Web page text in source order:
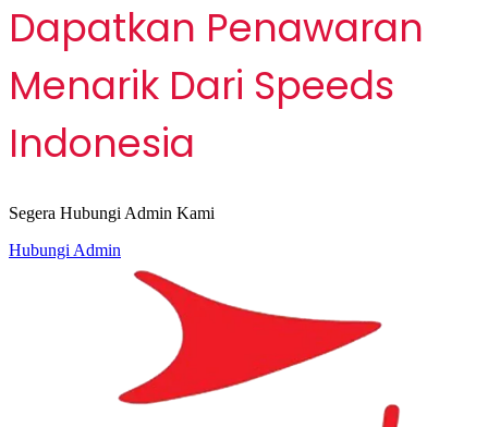
Dapatkan Penawaran
Menarik Dari Speeds
Indonesia
Segera Hubungi Admin Kami
Hubungi Admin